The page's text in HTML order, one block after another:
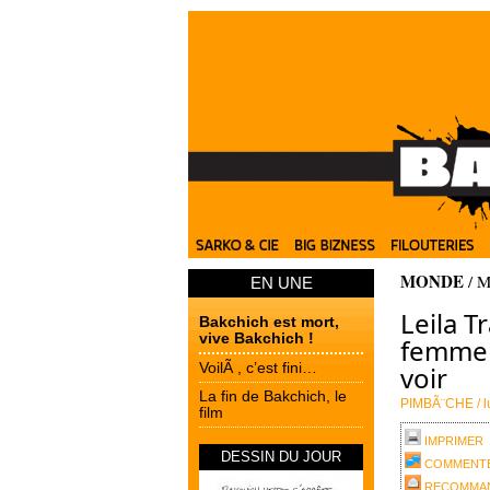
EN UNE
Bakchich est mort,
vive Bakchich !
VoilÃ , c’est fini…
La fin de Bakchich, le
film
DESSIN DU JOUR
MONDE /
Leila
voir
PIMBÃ¨CHE /
IMPRIMER